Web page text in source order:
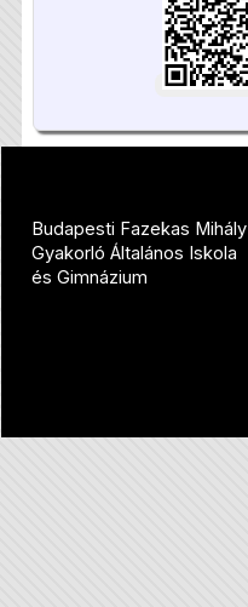
Budapesti Fazekas Mihály
Gyakorló Általános Iskola
és Gimnázium